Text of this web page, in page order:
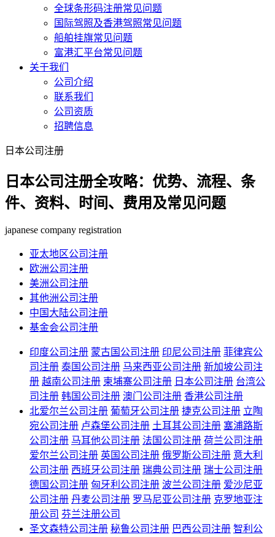
全球条形码注册常见问题
国际驾照及香港驾照常见问题
船舶挂旗常见问题
富港汇平台常见问题
关于我们
公司介绍
联系我们
公司资质
招聘信息
日本公司注册
日本公司注册全攻略：优势、流程、条
件、资料、时间、费用及常见问题
japanese company registration
亚太地区公司注册
欧洲公司注册
美洲公司注册
其他洲公司注册
中国大陆公司注册
基金会公司注册
印度公司注册 蒙古国公司注册 印尼公司注册 菲律宾公
司注册 泰国公司注册 马来西亚公司注册 新加坡公司注
册 越南公司注册 柬埔寨公司注册 日本公司注册 台湾公
司注册 韩国公司注册 澳门公司注册 香港公司注册
北爱尔兰公司注册 葡萄牙公司注册 捷克公司注册 立陶
宛公司注册 卢森堡公司注册 土耳其公司注册 塞浦路斯
公司注册 马耳他公司注册 法国公司注册 荷兰公司注册
爱尔兰公司注册 英国公司注册 俄罗斯公司注册 意大利
公司注册 西班牙公司注册 瑞典公司注册 瑞士公司注册
德国公司注册 匈牙利公司注册 波兰公司注册 爱沙尼亚
公司注册 丹麦公司注册 罗马尼亚公司注册 克罗地亚注
册公司 芬兰注册公司
圣文森特公司注册 秘鲁公司注册 巴西公司注册 智利公